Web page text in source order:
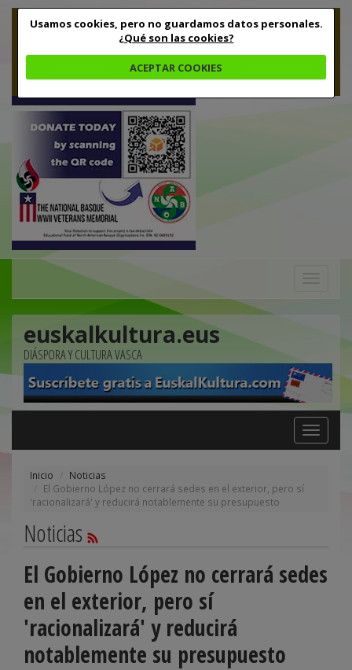
Usamos cookies, pero no guardamos datos personales.
¿Qué son las cookies?
ACEPTAR COOKIES
euskalkultura.eus
DIÁSPORA Y CULTURA VASCA
Toggle
navigation
Inicio
Noticias
El Gobierno López no cerrará sedes en el exterior, pero sí
'racionalizará' y reducirá notablemente su presupuesto
Noticias
El Gobierno López no cerrará sedes
en el exterior, pero sí
'racionalizará' y reducirá
notablemente su presupuesto